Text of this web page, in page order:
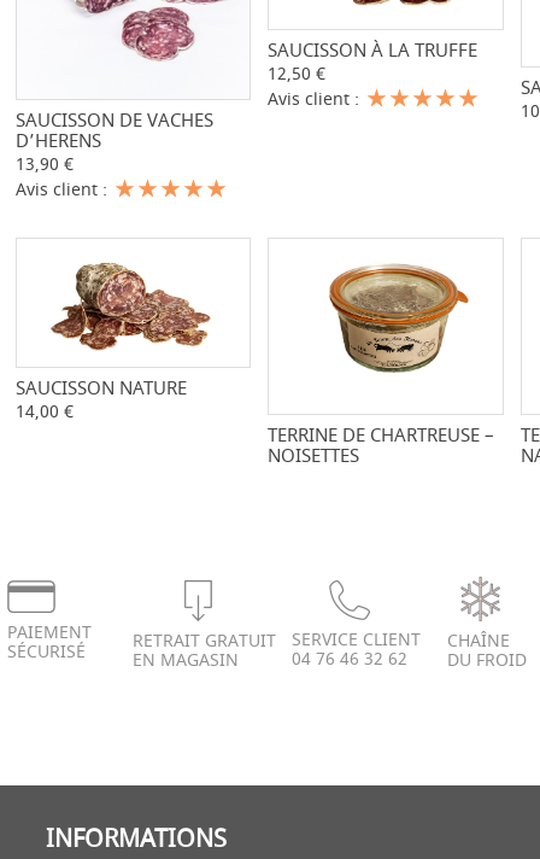
+
SAUCISSON DE VACHES
D’HERENS
13,90 €
Avis client :
- +
SAUCISSON À LA TRUFFE
12,50 €
Avis client :
SAUCISSON NATURE
14,00 €
- +
TERRINE DE CHARTREUSE –
NOISETTES
PAIEMENT
SÉCURISÉ RETRAIT GRATUIT
EN MAGASIN
SERVICE CLIENT
04 76 46 32 62
CHAÎNE
DU FROID
INFORMATIONS